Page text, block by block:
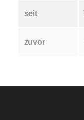
seit
zuvor